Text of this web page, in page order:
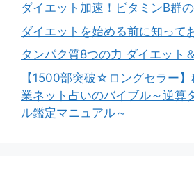
ダイエット加速！ビタミンB群
ダイエットを始める前に知って
タンパク質8つの力 ダイエット
【1500部突破☆ロングセラー
業ネット占いのバイブル～逆算
ル鑑定マニュアル～